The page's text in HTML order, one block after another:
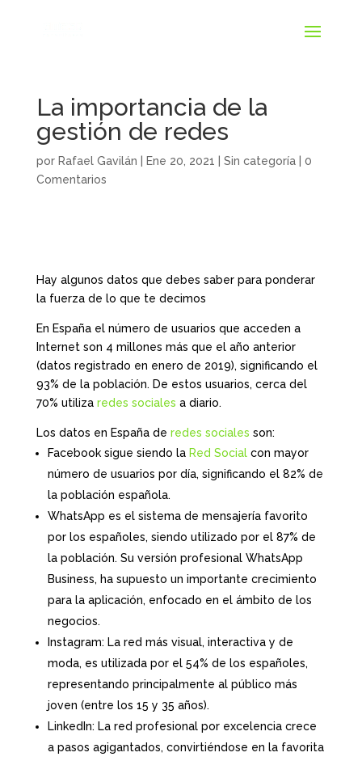
La importancia de la
gestión de redes
por Rafael Gavilán Ene 20, 2021 Sin categoría| 0
Comentarios
Hay algunos datos que debes saber para ponderar
la fuerza de lo que te decimos
En España el número de usuarios que acceden a
Internet son 4 millones más que el año anterior
(datos registrado en enero de 2019), significando el
93% de la población. De estos usuarios, cerca del
70% utiliza redes sociales a diario.
Los datos en España de redes sociales son:
Facebook sigue siendo la Red Socialcon mayor
número de usuarios por día, significando el 82% de
la población española.
WhatsApp es el sistema de mensajería favorito
por los españoles, siendo utilizado por el 87% de
la población. Su versión profesional WhatsApp
Business, ha supuesto un importante crecimiento
para la aplicación, enfocado en el ámbito de los
negocios.
Instagram: La red más visual, interactiva y de
moda, es utilizada por el 54% de los españoles,
representando principalmente al público más
joven (entre los 15 y 35 años).
LinkedIn: La red profesional por excelencia crece
a pasos agigantados, convirtiéndose en la favorita